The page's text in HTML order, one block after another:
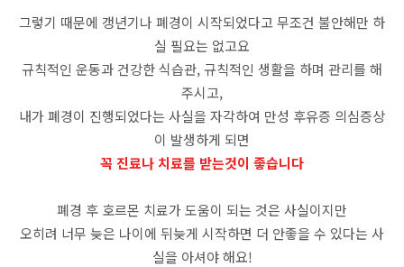
그렇기 때문에 갱년기나 폐경이 시작되었다고 무조건 불안해만 하
실 필요는 없고요
규칙적인 운동과 건강한 식습관, 규칙적인 생활을 하며 관리를 해
주시고,
내가 폐경이 진행되었다는 사실을 자각하여 만성 후유증 의심증상
이 발생하게 되면
꼭 진료나 치료를 받는것이 좋습니다
폐경 후 호르몬 치료가 도움이 되는 것은 사실이지만
오히려 너무 늦은 나이에 뒤늦게 시작하면 더 안좋을 수 있다는 사
실을 아셔야 해요!